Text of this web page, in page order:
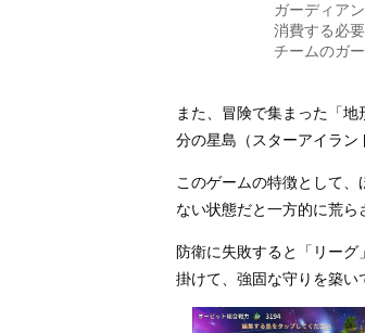
ガーディア
消費する必
チームのガ
また、冒険で集まった「
分の星島（スターアイラン
このゲームの特徴として
ない状態だと一方的に荒ら
防衛に失敗すると「リー
掛けて、強固な守りを築い